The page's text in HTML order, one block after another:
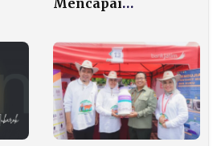
Mencapai